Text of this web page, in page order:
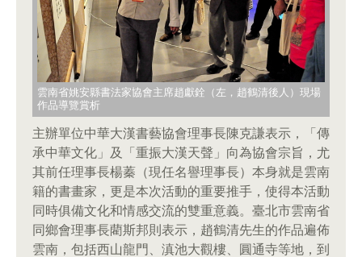
雲南省姚安縣書法家協會主席趙獻銓（左，趙鶴清後人）現場
作品導覽賞析
主辦單位中華大漢書藝協會理事長陳克謙表示，「傳
承中華文化」及「重振大漢天聲」向為協會宗旨，尤
其前任理事長楊蓁（現任名譽理事長）本身就是雲南
籍的書畫家，更是本次活動的重要推手，使得本活動
同時俱備文化和情感交流的雙重意義。臺北市雲南省
同鄉會理事長藺斯邦則表示，趙鶴清先生的作品遍佈
雲南，包括西山龍門、滇池大觀樓、圓通寺等地，到